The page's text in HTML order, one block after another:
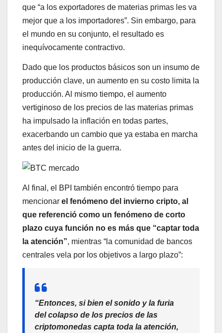
que “a los exportadores de materias primas les va
mejor que a los importadores”. Sin embargo, para
el mundo en su conjunto, el resultado es
inequívocamente contractivo.
Dado que los productos básicos son un insumo de
producción clave, un aumento en su costo limita la
producción. Al mismo tiempo, el aumento
vertiginoso de los precios de las materias primas
ha impulsado la inflación en todas partes,
exacerbando un cambio que ya estaba en marcha
antes del inicio de la guerra.
Al final, el BPI también encontró tiempo para
mencionar el fenómeno del invierno cripto, al
que referenció como un fenómeno de corto
plazo cuya función no es más que “captar toda
la atención”, mientras “la comunidad de bancos
centrales vela por los objetivos a largo plazo”:
“Entonces, si bien el sonido y la furia
del colapso de los precios de las
criptomonedas capta toda la atención,